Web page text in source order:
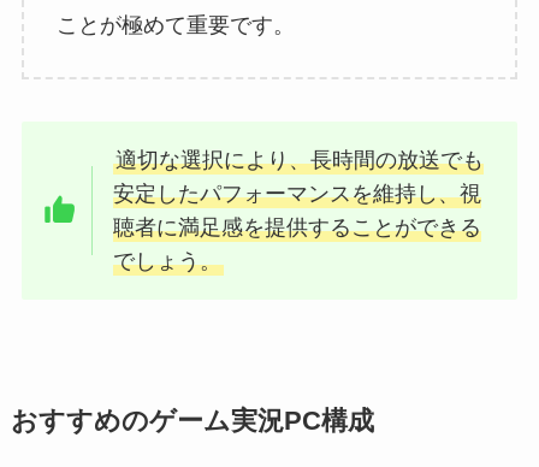
ことが極めて重要です。
適切な選択により、長時間の放送でも
安定したパフォーマンスを維持し、視
聴者に満足感を提供することができる
でしょう。
おすすめのゲーム実況PC構成